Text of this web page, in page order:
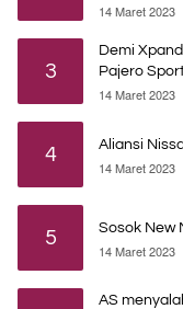
14 Maret 2023
3
Demi
Pajero
14 Maret 2023
4 Aliansi
14 Maret 2023
5 Sosok New
14 Maret 2023
AS